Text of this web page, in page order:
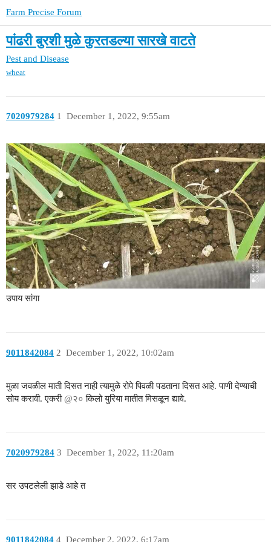
Farm Precise Forum
पांढरी बुरशी मुळे कुरतडल्या सारखे वाटते
Pest and Disease
wheat
7020979284 December 1, 2022, 9:55am
1
उपाय सांगा
9011842084 December 1, 2022, 10:02am
2
मुळा जवळील माती दिसत नाही त्यामुळे रोपे पिवळी पडताना दिसत आहे. पाणी देण्याची
सोय करावी. एकरी@२० किलो युरिया मातीत मिसळून द्यावे.
7020979284 December 1, 2022, 11:20am
3
सर उपटलेली झाडे आहे त
9011842084 December 2, 2022, 6:17am
4